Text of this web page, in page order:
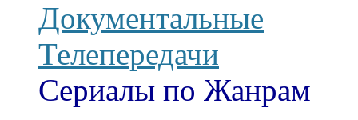
Документальные
Телепередачи
Сериалы по Жанрам